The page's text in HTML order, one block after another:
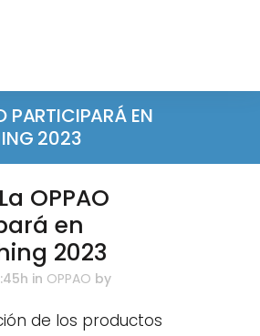
PARTICIPARÁ EN
2023
La OPPAO
en
2023
in OPPAO by
de los productos